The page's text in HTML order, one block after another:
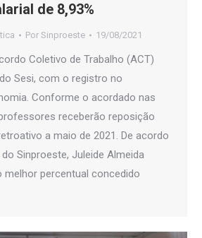
de 8,93%
Por Sinproeste 19/08/2021
Coletivo de Trabalho (ACT)
Sesi, com o registro no
Conforme o acordado nas
receberão reposição
a maio de 2021. De acordo
Sinproeste, Juleide Almeida
melhor percentual concedido